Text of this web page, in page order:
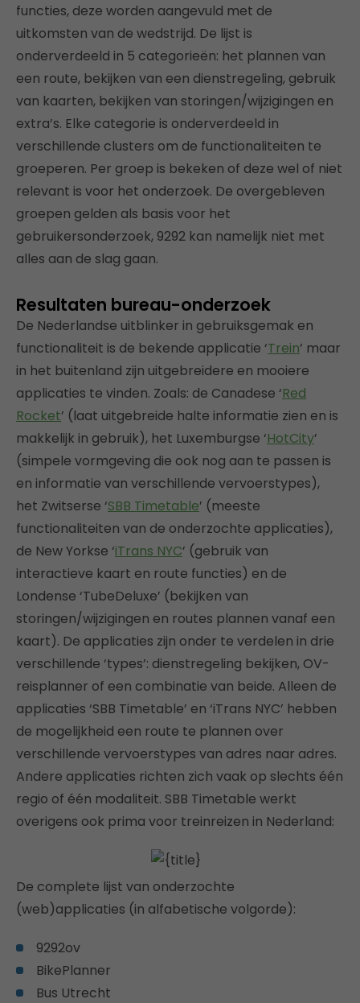
functies, deze worden aangevuld met de
uitkomsten van de wedstrijd. De lijst is
onderverdeeld in 5 categorieën: het plannen van
een route, bekijken van een dienstregeling, gebruik
van kaarten, bekijken van storingen/wijzigingen en
extra’s. Elke categorie is onderverdeeld in
verschillende clusters om de functionaliteiten te
groeperen. Per groep is bekeken of deze wel of niet
relevant is voor het onderzoek. De overgebleven
groepen gelden als basis voor het
gebruikersonderzoek, 9292 kan namelijk niet met
alles aan de slag gaan.
Resultaten bureau-onderzoek
De Nederlandse uitblinker in gebruiksgemak en
functionaliteit is de bekende applicatie ‘Trein’ maar
in het buitenland zijn uitgebreidere en mooiere
applicaties te vinden. Zoals: de Canadese ‘Red
Rocket’ (laat uitgebreide halte informatie zien en is
makkelijk in gebruik), het Luxemburgse ‘HotCity’
(simpele vormgeving die ook nog aan te passen is
en informatie van verschillende vervoerstypes),
het Zwitserse ‘SBB Timetable’ (meeste
functionaliteiten van de onderzochte applicaties),
de New Yorkse ‘iTrans NYC’ (gebruik van
interactieve kaart en route functies) en de
Londense ‘TubeDeluxe’ (bekijken van
storingen/wijzigingen en routes plannen vanaf een
kaart). De applicaties zijn onder te verdelen in drie
verschillende ‘types’: dienstregeling bekijken, OV-
reisplanner of een combinatie van beide. Alleen de
applicaties ‘SBB Timetable’ en ‘iTrans NYC’ hebben
de mogelijkheid een route te plannen over
verschillende vervoerstypes van adres naar adres.
Andere applicaties richten zich vaak op slechts één
regio of één modaliteit. SBB Timetable werkt
overigens ook prima voor treinreizen in Nederland:
De complete lijst van onderzochte
(web)applicaties (in alfabetische volgorde):
9292ov
BikePlanner
Bus Utrecht